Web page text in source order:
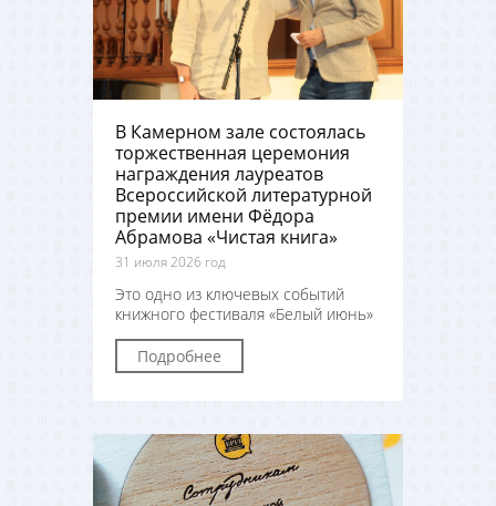
В Камерном зале состоялась
торжественная церемония
награждения лауреатов
Всероссийской литературной
премии имени Фёдора
Абрамова «Чистая книга»
31 июля 2026 год
Это одно из ключевых событий
книжного фестиваля «Белый июнь»
Подробнее